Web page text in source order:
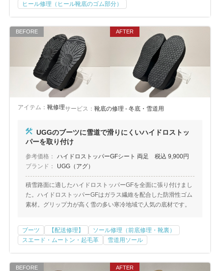
お問い合わせ
ヒール修理（ヒール靴底のゴム部分）
アイテム： 靴修理サービス： 靴底の修理 - 冬底・雪道用
UGGのブーツに雪道で滑りにくいハイドロストッ
パーを取り付け
参考価格：
ハイドロストッパーGFシート 両足 税込 9,900円
ブランド：
UGG（アグ）
積雪路面に適したハイドロストッパーGFを全面に張り付けまし
た。ハイドロストッパーGFはガラス繊維を配合した防滑性ゴム
素材。グリップ力が高く雪の多い寒冷地域で人気の底材です。
ブーツ 【配送修理】
ソール修理（前底修理・靴裏）
スエード・ムートン・起毛革
雪道用ソール